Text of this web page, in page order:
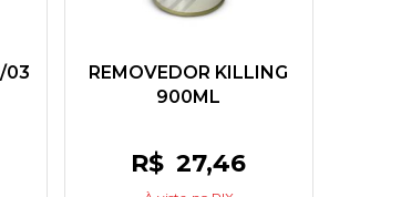
03
REMOVEDOR KILLING
900ML
R$ 27,46